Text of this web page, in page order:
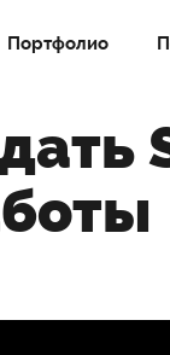
Портфолио